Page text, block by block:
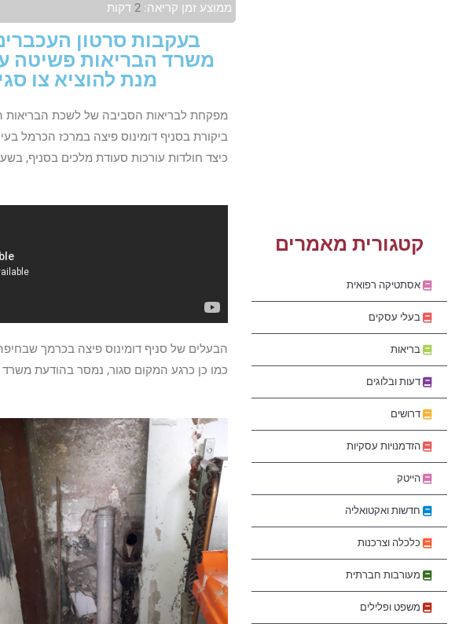
קטגורית מאמרים
אסתטיקה רפואית
בעלי עסקים
בריאות
דעות ובלוגים
דרושים
הזדמנויות עסקיות
הייטק
חדשות ואקטואליה
כלכלה וצרכנות
מעורבות חברתית
משפט ופלילים
ממוצע זמן קריאה: 2 דקות
בעקבות סרטון
משרד הבריאות פשיטה
מנת להוציא צו
מפקחת לבריאות הסביבה של לשכת הבריאות
ביקורת בסניף דומינוס פיצה במרכז הכרמל
כיצד חולדות עורכות סעודת מלכים בסניף,
הבעלים של סניף דומינוס פיצה בכרמך
כמו כן כרגע המקום סגור, נמסר בהודעת משרד